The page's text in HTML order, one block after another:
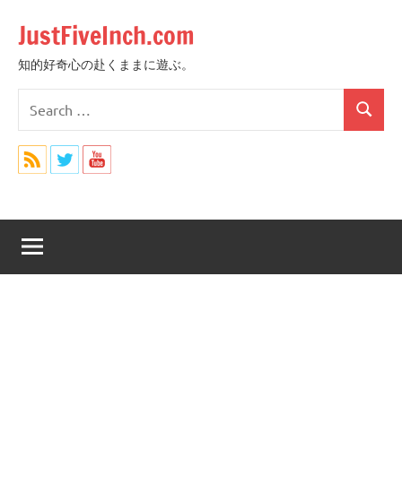
content
JustFiveInch.com
知的好奇心の赴くままに遊ぶ。
for:
Search